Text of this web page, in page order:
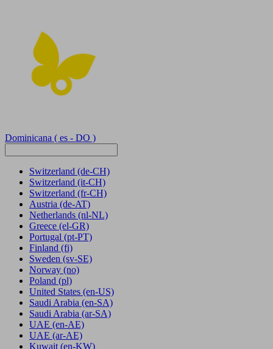
Dominicana ( es - DO )
Switzerland (de-CH)
Switzerland (it-CH)
Switzerland (fr-CH)
Austria (de-AT)
Netherlands (nl-NL)
Greece (el-GR)
Portugal (pt-PT)
Finland (fi)
Sweden (sv-SE)
Norway (no)
Poland (pl)
United States (en-US)
Saudi Arabia (en-SA)
Saudi Arabia (ar-SA)
UAE (en-AE)
UAE (ar-AE)
Kuwait (en-KW)